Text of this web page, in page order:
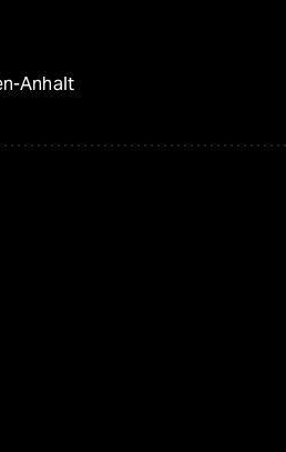
Anhalt